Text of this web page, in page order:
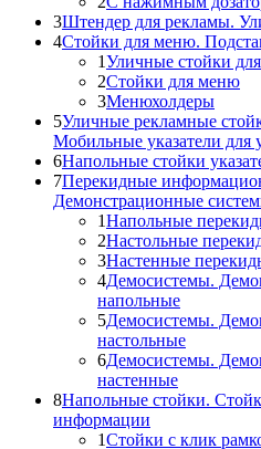
3Штендер для рекламы.
4Стойки для меню.
1Уличные стойки
2Стойки для меню
3Менюхолдеры
5Уличные рекламные
Мобильные указатели для
6Напольные стойки
7Перекидные
Демонстрационные
1Напольные
2Настольные
3Настенные
4Демосистемы.
напольные
5Демосистемы.
настольные
6Демосистемы.
настенные
8Напольные стойки.
информации
1Стойки с клик